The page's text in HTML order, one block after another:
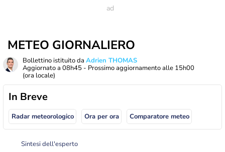
METEO GIORNALIERO
Bollettino istituito da Adrien THOMAS
Aggiornato a 08h45 - Prossimo aggiornamento alle 15h00
(ora locale)
In Breve
Radar meteorologico Ora per ora Comparatore meteo
Sintesi dell'esperto